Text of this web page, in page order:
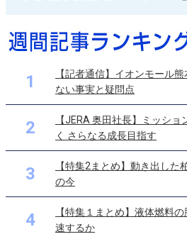
1
【記者通信】イオンモール
ない事実と疑問点
2
【JERA 奥田社長】ミッシ
く さらなる成長目指す
3
【特集2まとめ】動き出し
の今
4
【特集１まとめ】液体燃料
速するか